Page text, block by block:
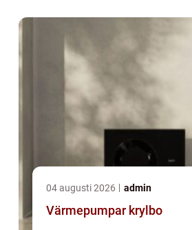
04 augusti 2026 admin
Värmepumpar krylbo